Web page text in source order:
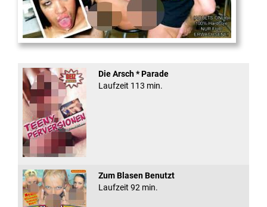
Fickt den Schlampen ...
Die Arsch * Parade
Laufzeit 113 min.
Zum Blasen Benutzt
Laufzeit 92 min.